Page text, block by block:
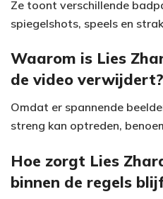
o
Ze toont verschillende
spiegelshots, speels en
Waarom is Lies
de video verwijdert?
Omdat er spannende
streng kan optreden,
Hoe zorgt Lies
binnen de regels